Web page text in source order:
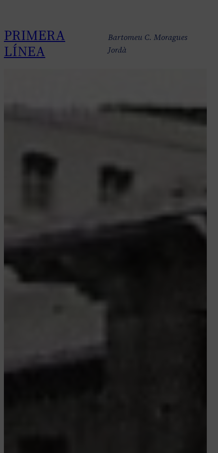
contenido
PRIMERA
LÍNEA
Bartomeu C. Moragues
Jordà